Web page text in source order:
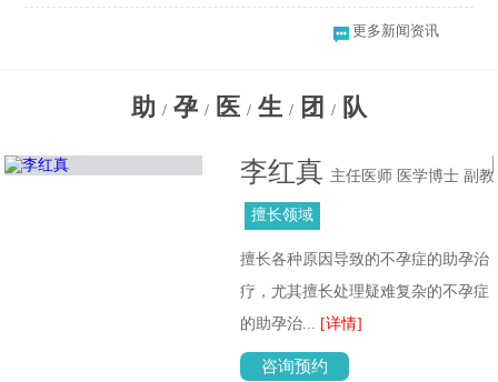
更多新闻资讯
助 / 孕 / 医 / 生 / 团 / 队
李红真主任医师 医学博士 副教
擅长领域
擅长各种原因导致的不孕症的助孕治
疗，尤其擅长处理疑难复杂的不孕症
的助孕治...[详情]
咨询预约